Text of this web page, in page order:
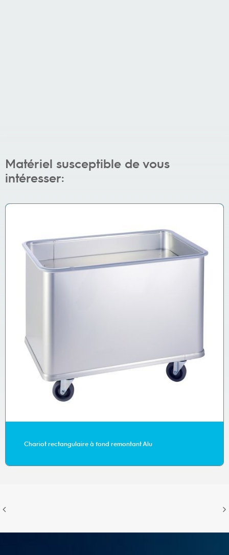
Matériel susceptible de vous
intéresser:
Chariot rectangulaire à fond remontant Alu